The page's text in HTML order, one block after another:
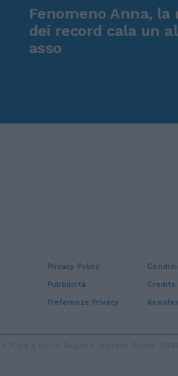
Fenomeno Anna, la
dei record cala un
asso
Privacy Policy
Pubblicità
Credits
Preferenze Privacy